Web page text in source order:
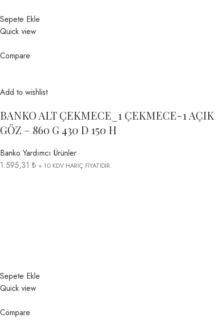
Sepete Ekle
Quick view
Compare
Add to wishlist
BANKO ALT ÇEKMECE_1 ÇEKMECE-1 AÇIK
GÖZ – 860 G 430 D 150 H
Banko Yardımcı Ürünler
1.595,31 ₺ + 10 KDV HARİÇ FİYATIDIR.
Sepete Ekle
Quick view
Compare